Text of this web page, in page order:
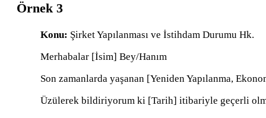
Örnek 3
Konu: Şirket Yapılanması ve İstihdam Durumu Hk.
Merhabalar [İsim] Bey/Hanım
Son zamanlarda yaşanan [Yeniden Yapılanma,
Üzülerek bildiriyorum ki [Tarih] itibariyle geçerli